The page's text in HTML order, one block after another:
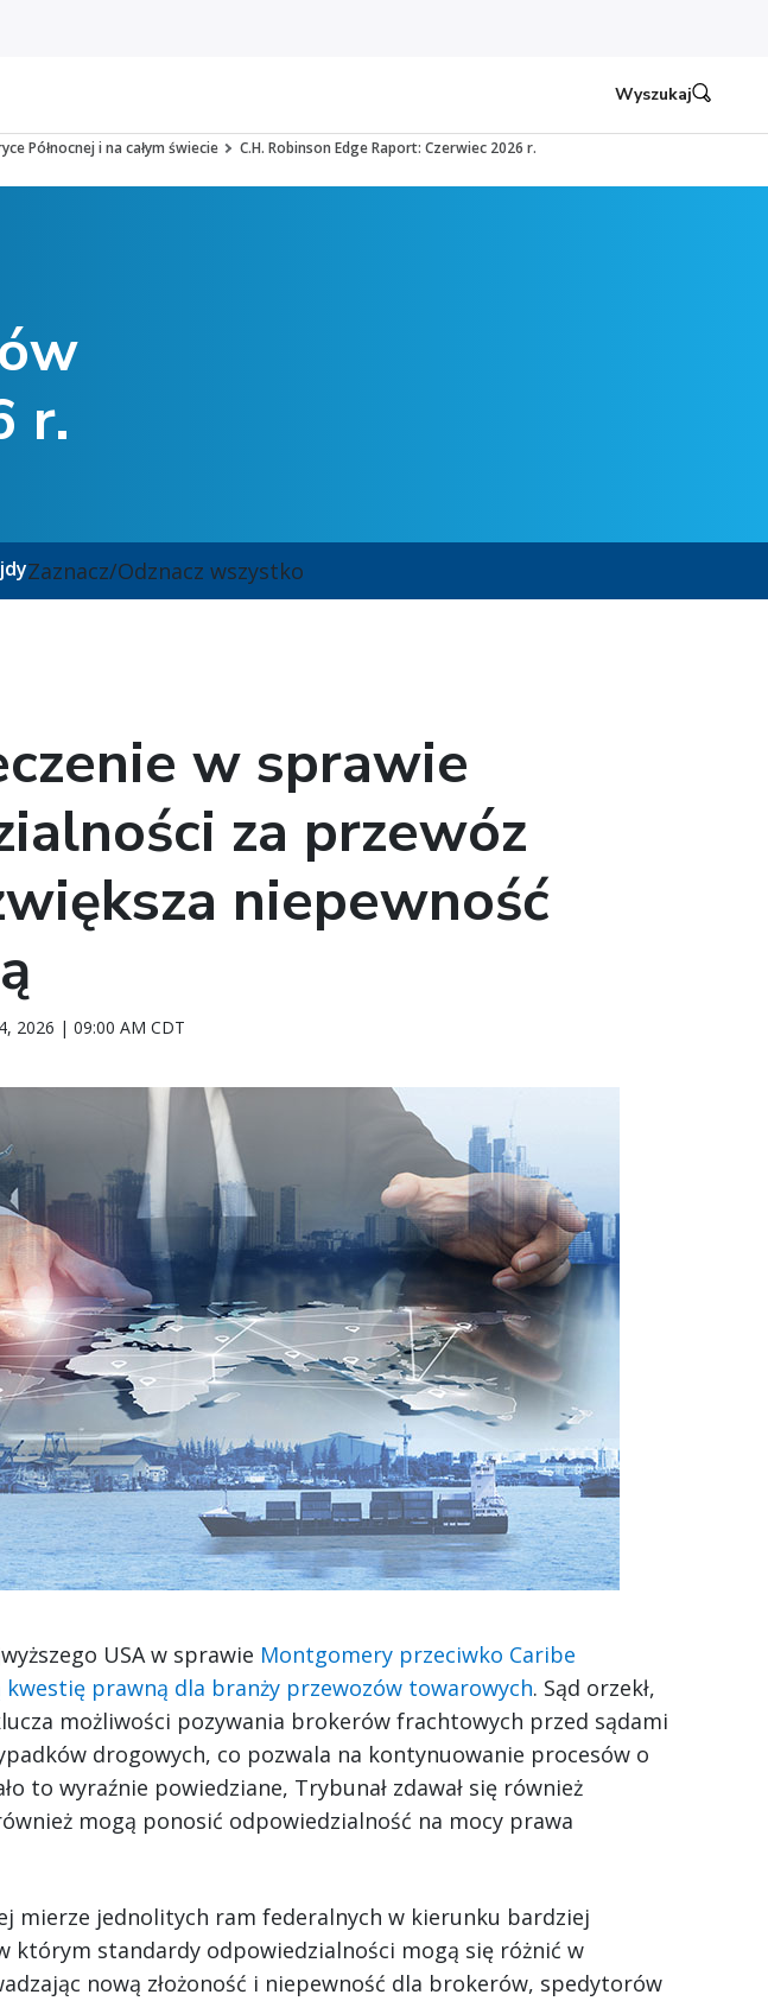
Wyszukaj
Północnej i na całym świecie
C.H. Robinson Edge Raport: Czerwiec 2026 r.
r.
Zaznacz/Odznacz wszystko
w sprawie
za przewóz
niepewność
2026 | 09:00 AM CDT
USA w sprawie Montgomery przeciwko Caribe
prawną dla branży przewozów towarowych. Sąd orzekł,
możliwości pozywania brokerów frachtowych przed sądami
drogowych, co pozwala na kontynuowanie procesów o
to wyraźnie powiedziane, Trybunał zdawał się również
mogą ponosić odpowiedzialność na mocy prawa
mierze jednolitych ram federalnych w kierunku bardziej
którym standardy odpowiedzialności mogą się różnić w
nową złożoność i niepewność dla brokerów, spedytorów